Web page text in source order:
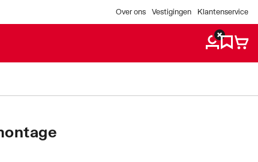
Over ons Vestigingen Klantenservice